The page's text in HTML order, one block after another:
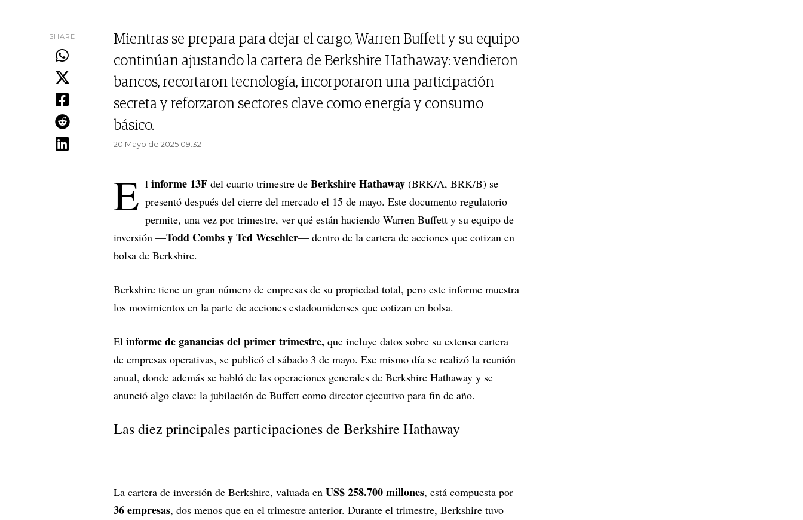
SHARE
Mientras se prepara para dejar el cargo, Warren Buffett y su equipo
continúan ajustando la cartera de Berkshire Hathaway: vendieron
bancos, recortaron tecnología, incorporaron una participación
secreta y reforzaron sectores clave como energía y consumo
básico.
20 Mayo de 2025 09.32
E l informe 13F del cuarto trimestre de Berkshire Hathaway (BRK/A, BRK/B) se
presentó después del cierre del mercado el 15 de mayo. Este documento regulatorio
permite, una vez por trimestre, ver qué están haciendo Warren Buffett y su equipo de
inversión —Todd Combs y Ted Weschler— dentro de la cartera de acciones que cotizan en
bolsa de Berkshire.
Berkshire tiene un gran número de empresas de su propiedad total, pero este informe muestra
los movimientos en la parte de acciones estadounidenses que cotizan en bolsa.
El informe de ganancias del primer trimestre, que incluye datos sobre su extensa cartera
de empresas operativas, se publicó el sábado 3 de mayo. Ese mismo día se realizó la reunión
anual, donde además se habló de las operaciones generales de Berkshire Hathaway y se
anunció algo clave: la jubilación de Buffett como director ejecutivo para fin de año.
Las diez principales participaciones de Berkshire Hathaway
La cartera de inversión de Berkshire, valuada en US$ 258.700 millones, está compuesta por
36 empresas, dos menos que en el trimestre anterior. Durante el trimestre, Berkshire tuvo